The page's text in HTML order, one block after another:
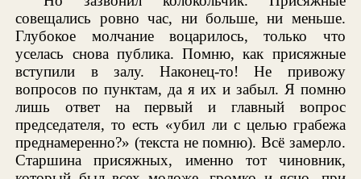
совещались ровно час, ни больше, ни меньше.
Глубокое молчание воцарилось, только что
уселась снова публика. Помню, как присяжные
вступили в залу. Наконец-то! Не привожу
вопросов по пунктам, да я их и забыл. Я помню
лишь ответ на первый и главный вопрос
председателя, то есть «убил ли с целью грабежа
преднамеренно?» (текста не помню). Всё замерло.
Старшина присяжных, именно тот чиновник,